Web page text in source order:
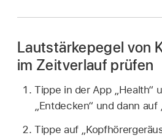
Lautstärkepegel von
im Zeitverlauf prüfen
Tippe in der App „Health“
„Entdecken“ und dann auf
Tippe auf